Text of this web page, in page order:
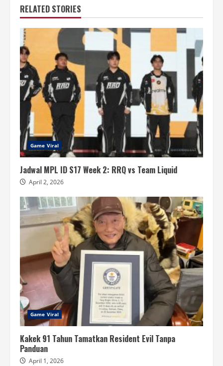
RELATED STORIES
Game Viral
Jadwal MPL ID S17 Week 2: RRQ vs Team Liquid
April 2, 2026
Game Viral
Kakek 91 Tahun Tamatkan Resident Evil Tanpa
Panduan
April 1, 2026